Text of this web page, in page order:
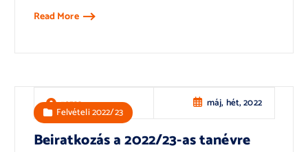
Read More
rozsa máj, hét, 2022
Felvételi 2022/23
Beiratkozás a 2022/23-as tanévre